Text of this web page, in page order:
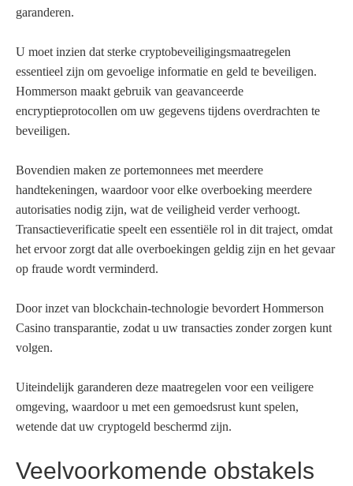
garanderen.
U moet inzien dat sterke cryptobeveiligingsmaatregelen
essentieel zijn om gevoelige informatie en geld te beveiligen.
Hommerson maakt gebruik van geavanceerde
encryptieprotocollen om uw gegevens tijdens overdrachten te
beveiligen.
Bovendien maken ze portemonnees met meerdere
handtekeningen, waardoor voor elke overboeking meerdere
autorisaties nodig zijn, wat de veiligheid verder verhoogt.
Transactieverificatie speelt een essentiële rol in dit traject, omdat
het ervoor zorgt dat alle overboekingen geldig zijn en het gevaar
op fraude wordt verminderd.
Door inzet van blockchain-technologie bevordert Hommerson
Casino transparantie, zodat u uw transacties zonder zorgen kunt
volgen.
Uiteindelijk garanderen deze maatregelen voor een veiligere
omgeving, waardoor u met een gemoedsrust kunt spelen,
wetende dat uw cryptogeld beschermd zijn.
Veelvoorkomende obstakels